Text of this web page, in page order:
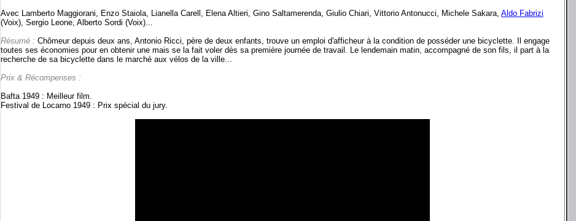
Avec Lamberto Maggiorani, Enzo Staiola, Lianella Carell, Elena Altieri, Gino Saltamerenda, Giulio Chiari, Vittorio Antonucci, Michele Sakara, Aldo Fabrizi
(Voix), Sergio Leone, Alberto Sordi (Voix)...
Résumé : Chômeur depuis deux ans, Antonio Ricci, père de deux enfants, trouve un emploi d'afficheur à la condition de posséder une bicyclette. Il engage
toutes ses économies pour en obtenir une mais se la fait voler dès sa première journée de travail. Le lendemain matin, accompagné de son fils, il part à la
recherche de sa bicyclette dans le marché aux vélos de la ville...
Prix & Récompenses :
Bafta 1949 : Meilleur film.
Festival de Locarno 1949 : Prix spécial du jury.